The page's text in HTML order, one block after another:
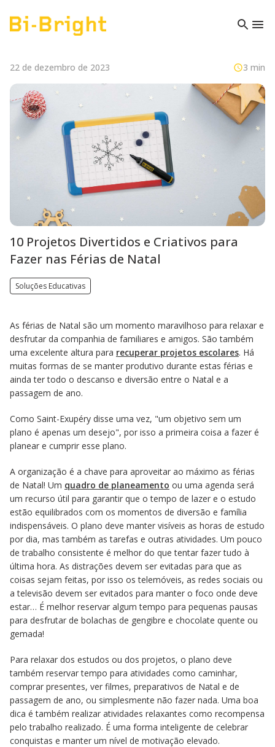
22 de dezembro de 2023 3 min
10 Projetos Divertidos e Criativos para
Fazer nas Férias de Natal
Soluções Educativas
As férias de Natal são um momento maravilhoso para relaxar e
desfrutar da companhia de familiares e amigos. São também
uma excelente altura para recuperar projetos escolares. Há
muitas formas de se manter produtivo durante estas férias e
ainda ter todo o descanso e diversão entre o Natal e a
passagem de ano.
Como Saint-Exupéry disse uma vez, "um objetivo sem um
plano é apenas um desejo", por isso a primeira coisa a fazer é
planear e cumprir esse plano.
A organização é a chave para aproveitar ao máximo as férias
de Natal! Um quadro de planeamento ou uma agenda será
um recurso útil para garantir que o tempo de lazer e o estudo
estão equilibrados com os momentos de diversão e família
indispensáveis. O plano deve manter visíveis as horas de estudo
por dia, mas também as tarefas e outras atividades. Um pouco
de trabalho consistente é melhor do que tentar fazer tudo à
última hora. As distrações devem ser evitadas para que as
coisas sejam feitas, por isso os telemóveis, as redes sociais ou
a televisão devem ser evitados para manter o foco onde deve
estar… É melhor reservar algum tempo para pequenas pausas
para desfrutar de bolachas de gengibre e chocolate quente ou
gemada!
Para relaxar dos estudos ou dos projetos, o plano deve
também reservar tempo para atividades como caminhar,
comprar presentes, ver filmes, preparativos de Natal e de
passagem de ano, ou simplesmente não fazer nada. Uma boa
dica é também realizar atividades relaxantes como recompensa
pelo trabalho realizado. É uma forma inteligente de celebrar
conquistas e manter um nível de motivação elevado.